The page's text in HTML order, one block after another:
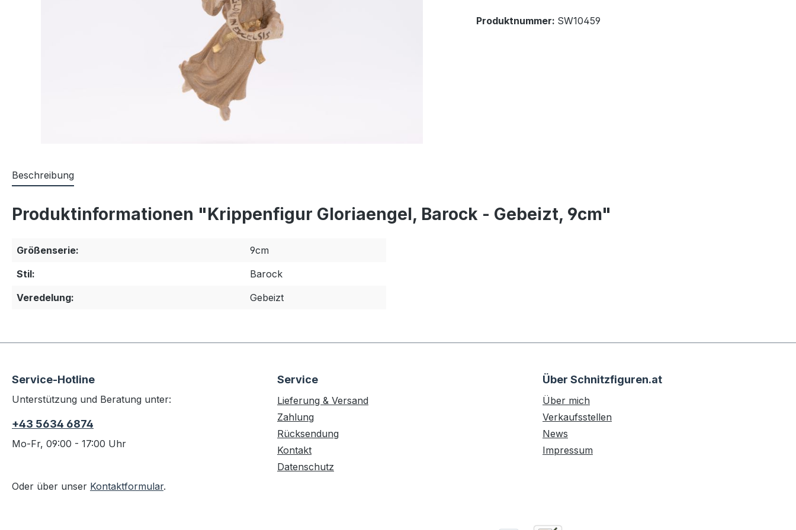
Produktnummer: SW10459
Beschreibung
Produktinformationen "Krippenfigur Gloriaengel, Barock - Gebeizt, 9cm"
Größenserie:
9cm
Stil:
Barock
Veredelung:
Gebeizt
Service-Hotline
Unterstützung und Beratung unter:
+43 5634 6874
Mo-Fr, 09:00 - 17:00 Uhr
Oder über unser Kontaktformular.
Service
Lieferung & Versand
Zahlung
Rücksendung
Kontakt
Datenschutz
Über Schnitzfiguren.at
Über mich
Verkaufsstellen
News
Impressum